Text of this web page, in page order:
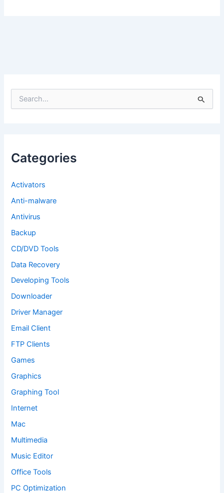
f
o
:
Categories
Activators
Anti-malware
Antivirus
Backup
CD/DVD Tools
Data Recovery
Developing Tools
Downloader
Driver Manager
Email Client
FTP Clients
Games
Graphics
Graphing Tool
Internet
Mac
Multimedia
Music Editor
Office Tools
PC Optimization